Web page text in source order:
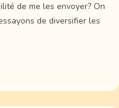
de me les envoyer? On
de diversifier les